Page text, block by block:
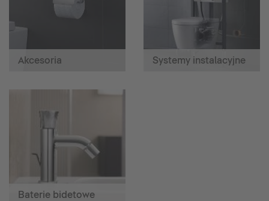
Akcesoria Systemy instalacyjne
Baterie bidetowe